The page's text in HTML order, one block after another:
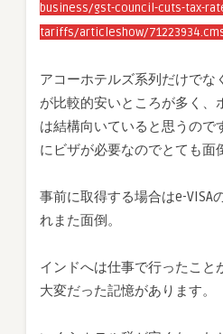
business/gst-council-cuts-tax-
tariffs/articleshow/
アコーホテルズ系列だけでな
が比較的安いところが多く、
は結構向いていると思うので
にビザが必要なのでとても面
事前に取得する場合はe-VISA
れまた面倒。
インドへは仕事で行ったこと
大変だった記憶があります。